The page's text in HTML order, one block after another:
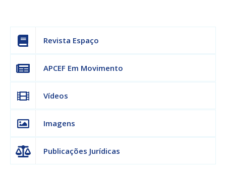
Revista Espaço
APCEF Em Movimento
Vídeos
Imagens
Publicações Jurídicas